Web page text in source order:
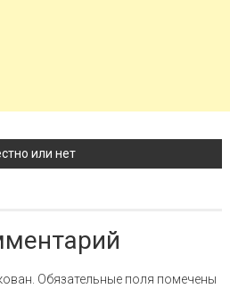
записи
или нет
Обязательные поля помечены